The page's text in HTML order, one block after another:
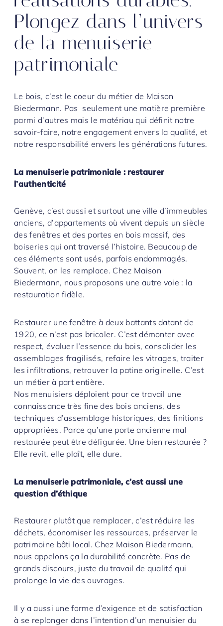
Plongez dans l’univers
de la menuiserie
patrimoniale
Le bois, c’est le coeur du métier de Maison
Biedermann. Pas seulement une matière première
parmi d’autres mais le matériau qui définit notre
savoir-faire, notre engagement envers la qualité, et
notre responsabilité envers les générations futures.
La menuiserie patrimoniale : restaurer
l’authenticité
Genève, c’est aussi et surtout une ville d’immeubles
anciens, d’appartements où vivent depuis un siècle
des fenêtres et des portes en bois massif, des
boiseries qui ont traversé l’histoire. Beaucoup de
ces éléments sont usés, parfois endommagés.
Souvent, on les remplace. Chez Maison
Biedermann, nous proposons une autre voie : la
restauration fidèle.
Restaurer une fenêtre à deux battants datant de
1920, ce n’est pas bricoler. C’est démonter avec
respect, évaluer l’essence du bois, consolider les
assemblages fragilisés, refaire les vitrages, traiter
les infiltrations, retrouver la patine originelle. C’est
un métier à part entière.
Nos menuisiers déploient pour ce travail une
connaissance très fine des bois anciens, des
techniques d’assemblage historiques, des finitions
appropriées. Parce qu’une porte ancienne mal
restaurée peut être défigurée. Une bien restaurée ?
Elle revit, elle plaît, elle dure.
La menuiserie patrimoniale, c’est aussi une
question d’éthique
Restaurer plutôt que remplacer, c’est réduire les
déchets, économiser les ressources, préserver le
patrimoine bâti local. Chez Maison Biedermann,
nous appelons ça la durabilité concrète. Pas de
grands discours, juste du travail de qualité qui
prolonge la vie des ouvrages.
Il y a aussi une forme d’exigence et de satisfaction
à se replonger dans l’intention d’un menuisier du